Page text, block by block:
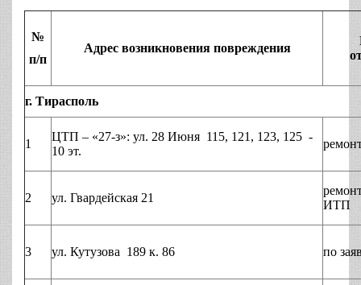
№
п/п
Адрес возникновения повреждения
г. Тирасполь
1
ЦТП – «27-з»: ул. 28 Июня 115, 121, 123, 125 -
10 эт.
2 ул. Гвардейская 21
ИТП
3 ул. Кутузова 189 к. 86 по